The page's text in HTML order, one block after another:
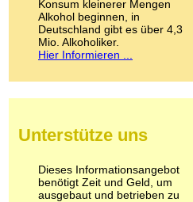
Medikamente
Meskalin
Metamphetamin
Methadon
Pilze
Psychopharmaka
Schlafmittel
Schmerzmittel
Konsum kleinerer Mengen
Alkohol beginnen, in
Deutschland gibt es über 4,3
Mio. Alkoholiker.
Hier Informieren ...
Unterstütze uns
Dieses Informationsangebot
benötigt Zeit und Geld, um
ausgebaut und betrieben zu